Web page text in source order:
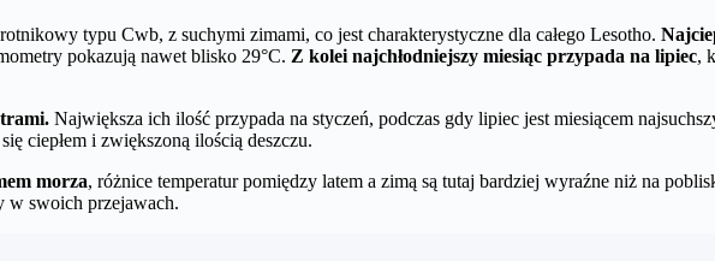
typu Cwb, z suchymi zimami, co jest charakterystyczne dla całego Lesotho.
pokazują nawet blisko 29°C. Z kolei najchłodniejszy miesiąc przypada na lipiec,
Największa ich ilość przypada na styczeń, podczas gdy lipiec jest miesiącem
ciepłem i zwiększoną ilością deszczu.
morza, różnice temperatur pomiędzy latem a zimą są tutaj bardziej wyraźne niż na
w swoich przejawach.